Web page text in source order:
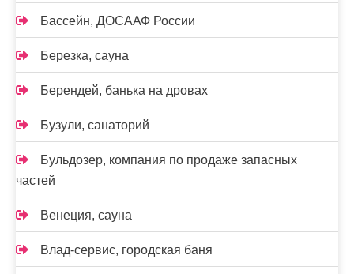
Бассейн, ДОСААФ России
Березка, сауна
Берендей, банька на дровах
Бузули, санаторий
Бульдозер, компания по продаже запасных
частей
Венеция, сауна
Влад-сервис, городская баня